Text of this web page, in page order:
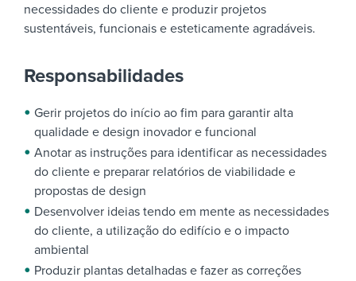
necessidades do cliente e produzir projetos
sustentáveis, funcionais e esteticamente agradáveis.
Responsabilidades
Gerir projetos do início ao fim para garantir alta
qualidade e design inovador e funcional
Anotar as instruções para identificar as necessidades
do cliente e preparar relatórios de viabilidade e
propostas de design
Desenvolver ideias tendo em mente as necessidades
do cliente, a utilização do edifício e o impacto
ambiental
Produzir plantas detalhadas e fazer as correções